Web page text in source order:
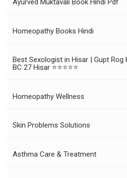
Ayurved Muktavali Book Hindi Pdf
Homeopathy Books Hindi
Best Sexologist in Hisar | Gupt Rog
BC 27 Hisar ⭐⭐⭐⭐⭐
Homeopathy Wellness
Skin Problems Solutions
Asthma Care & Treatment